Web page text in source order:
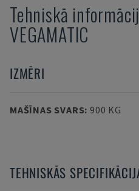
Tehniskā
VEGAMATIC
IZMĒRI
MAŠĪNAS SVARS: 900 KG
TEHNISKĀS